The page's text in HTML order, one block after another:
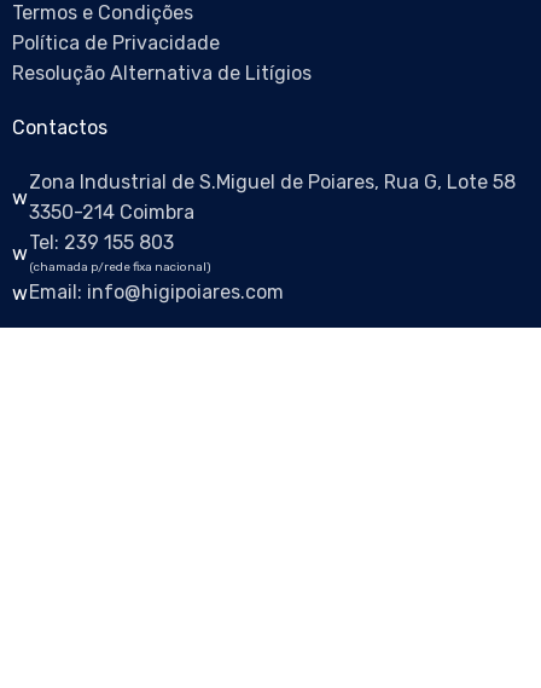
Termos e Condições
Política de Privacidade
Resolução Alternativa de Litígios
Contactos
Zona Industrial de S.Miguel de Poiares, Rua G, Lote 58
3350-214 Coimbra
Tel: 239 155 803
(chamada p/rede fixa nacional)
Email: info@higipoiares.com